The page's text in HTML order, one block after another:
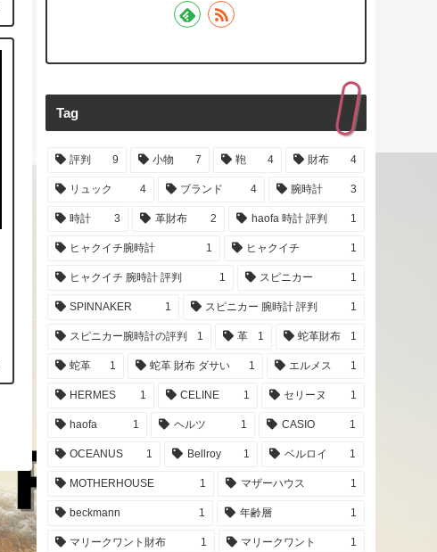
Tag
評判 9 小物 7 鞄 4 財布 4
リュック 4 ブランド 4 腕時計 3
時計 3 革財布 2 haofa 時計 評判 1
ヒャクイチ腕時計 1 ヒャクイチ 1
ヒャクイチ 腕時計 評判 1 スピニカー 1
SPINNAKER 1 スピニカー 腕時計 評判 1
スピニカー腕時計の評判 1 革 1 蛇革財布 1
蛇革 1 蛇革 財布 ダサい 1 エルメス 1
HERMES 1 CELINE 1 セリーヌ 1
haofa 1 ヘルツ 1 CASIO 1
OCEANUS 1 Bellroy 1 ベルロイ 1
MOTHERHOUSE 1 マザーハウス 1
beckmann 1 年齢層 1
マリークワント財布 1 マリークワント 1